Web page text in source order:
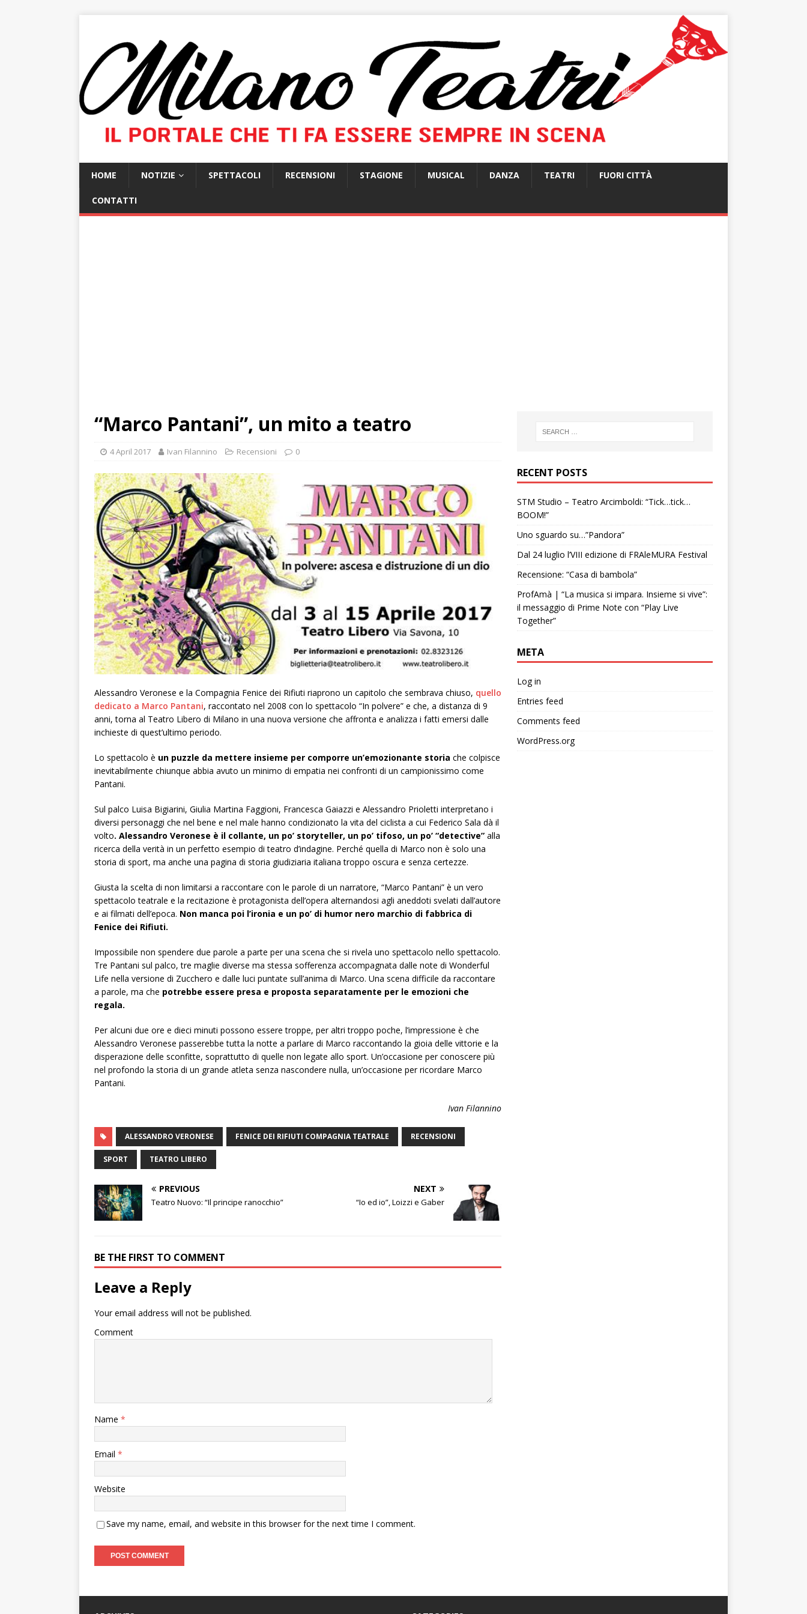
HOME NOTIZIE SPETTACOLI RECENSIONI STAGIONE MUSICAL DANZA TEATRI FUORI CITTÀ
CONTATTI
“Marco Pantani”, un mito a teatro
4 April 2017 Ivan Filannino Recensioni 0
Alessandro Veronese e la Compagnia Fenice dei Rifiuti riaprono un capitolo che sembrava chiuso, quello
dedicato a Marco Pantani, raccontato nel 2008 con lo spettacolo “In polvere” e che, a distanza di 9
anni, torna al Teatro Libero di Milano in una nuova versione che affronta e analizza i fatti emersi dalle
inchieste di quest’ultimo periodo.
Lo spettacolo è un puzzle da mettere insieme per comporre un’emozionante storia che colpisce
inevitabilmente chiunque abbia avuto un minimo di empatia nei confronti di un campionissimo come
Pantani.
Sul palco Luisa Bigiarini, Giulia Martina Faggioni, Francesca Gaiazzi e Alessandro Prioletti interpretano i
diversi personaggi che nel bene e nel male hanno condizionato la vita del ciclista a cui Federico Sala dà il
volto. Alessandro Veronese è il collante, un po’ storyteller, un po’ tifoso, un po’ “detective” alla
ricerca della verità in un perfetto esempio di teatro d’indagine. Perché quella di Marco non è solo una
storia di sport, ma anche una pagina di storia giudiziaria italiana troppo oscura e senza certezze.
Giusta la scelta di non limitarsi a raccontare con le parole di un narratore, “Marco Pantani” è un vero
spettacolo teatrale e la recitazione è protagonista dell’opera alternandosi agli aneddoti svelati dall’autore
e ai filmati dell’epoca. Non manca poi l’ironia e un po’ di humor nero marchio di fabbrica di
Fenice dei Rifiuti.
Impossibile non spendere due parole a parte per una scena che si rivela uno spettacolo nello spettacolo.
Tre Pantani sul palco, tre maglie diverse ma stessa sofferenza accompagnata dalle note di Wonderful
Life nella versione di Zucchero e dalle luci puntate sull’anima di Marco. Una scena difficile da raccontare
a parole, ma che potrebbe essere presa e proposta separatamente per le emozioni che
regala.
Per alcuni due ore e dieci minuti possono essere troppe, per altri troppo poche, l’impressione è che
Alessandro Veronese passerebbe tutta la notte a parlare di Marco raccontando la gioia delle vittorie e la
disperazione delle sconfitte, soprattutto di quelle non legate allo sport. Un’occasione per conoscere più
nel profondo la storia di un grande atleta senza nascondere nulla, un’occasione per ricordare Marco
Pantani.
Ivan Filannino
ALESSANDRO VERONESE FENICE DEI RIFIUTI COMPAGNIA TEATRALE RECENSIONI
SPORT TEATRO LIBERO
PREVIOUS
Teatro Nuovo: “Il principe ranocchio”
NEXT
“Io ed io”, Loizzi e Gaber
BE THE FIRST TO COMMENT
Leave a Reply
Your email address will not be published.
Comment
Name *
Email *
Website
Save my name, email, and website in this browser for the next time I comment.
RECENT POSTS
STM Studio – Teatro Arcimboldi: “Tick…tick…
BOOM!”
Uno sguardo su…”Pandora”
Dal 24 luglio l’VIII edizione di FRAleMURA Festival
Recensione: “Casa di bambola”
ProfAmà | “La musica si impara. Insieme si vive”:
il messaggio di Prime Note con “Play Live
Together”
META
Log in
Entries feed
Comments feed
WordPress.org